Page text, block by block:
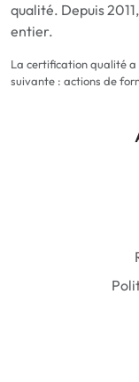
qualité. Depuis
entier.
La certification qualité
suivante : actions de